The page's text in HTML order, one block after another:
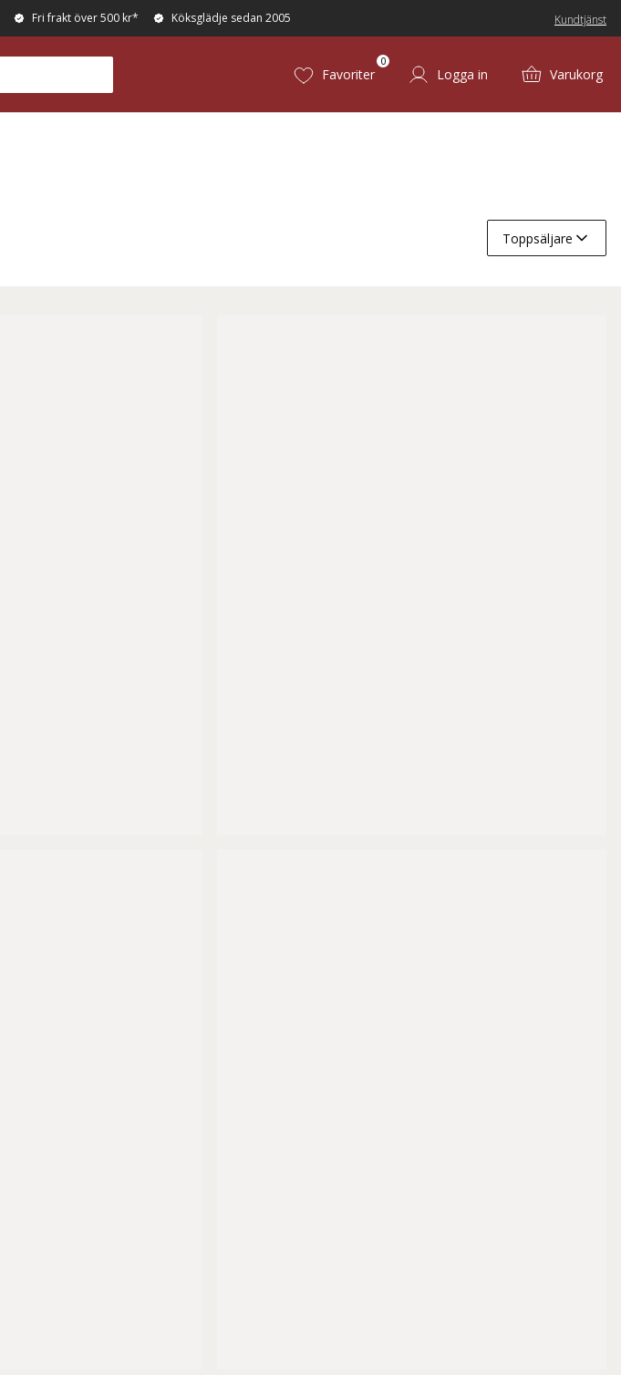
Fri frakt över 500 kr* Köksglädje sedan 2005 Kundtjänst
Favoriter
0
Logga in Varukorg
Toppsäljare